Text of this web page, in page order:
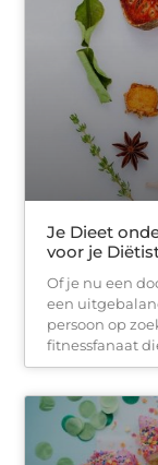
Je Dieet
voor je
Of je nu een
een
persoon op
fitnessfanaat